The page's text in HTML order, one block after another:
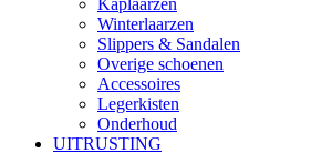
Winterlaarzen
Slippers & Sandalen
Overige schoenen
Accessoires
Legerkisten
Onderhoud
UITRUSTING